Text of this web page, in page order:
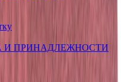
И ПРИНАДЛЕЖНОСТИ